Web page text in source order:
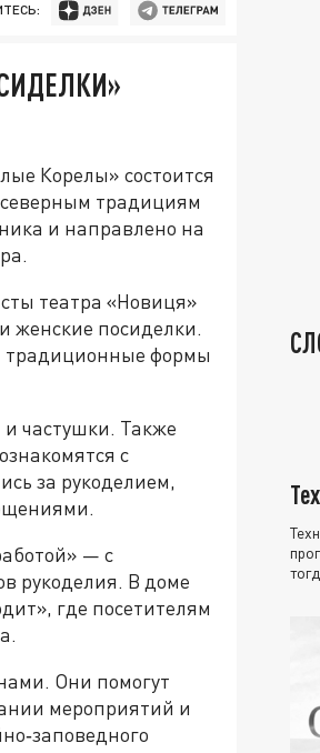
Корелы» состоится
традициям
и направлено на
театра «Новиця»
женские посиделки.
традиционные формы
частушки. Также
с
за рукоделием,
— с
рукоделия. В доме
где посетителям
Они помогут
мероприятий и